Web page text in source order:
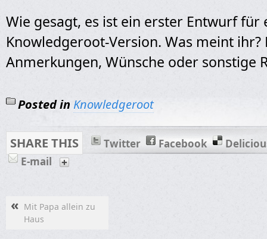
Wie gesagt, es ist ein erster Entwurf für
Knowledgeroot-Version. Was meint ihr?
Anmerkungen, Wünsche oder sonstige
Posted in Knowledgeroot
SHARE THIS Twitter Facebook
E-mail
« Mit Papa allein zu
Haus